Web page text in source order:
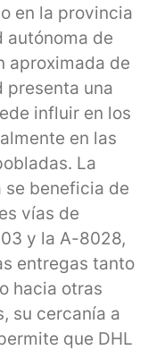
en la provincia
autónoma de
aproximada de
presenta una
influir en los
en las
La
se beneficia de
vías de
y la A-8028,
entregas tanto
hacia otras
su cercanía a
que DHL